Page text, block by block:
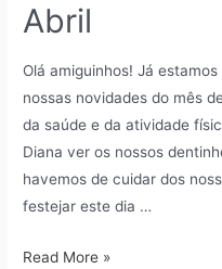
Abril
Olá amiguinhos! Já
nossas novidades do mês
da saúde e da atividade
Diana ver os nossos
havemos de cuidar dos
festejar este dia …
Read More »